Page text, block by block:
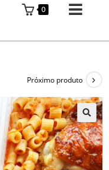
0
Próximo produto
🔍